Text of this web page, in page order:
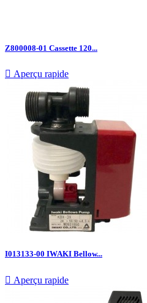
Z800008-01 Cassette 120...
 Aperçu rapide
I013133-00 IWAKI Bellow...
 Aperçu rapide